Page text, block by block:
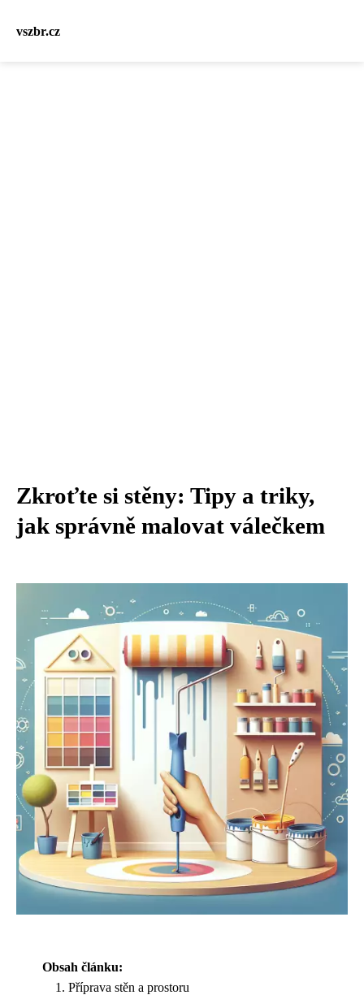
vszbr.cz
Zkroťte si stěny: Tipy a triky,
jak správně malovat válečkem
Obsah článku:
Příprava stěn a prostoru